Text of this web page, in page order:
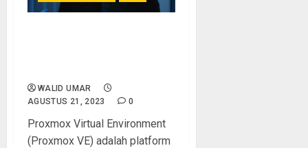
WALID UMAR
AGUSTUS 21, 2023
0
Proxmox Virtual Environment
(Proxmox VE) adalah platform